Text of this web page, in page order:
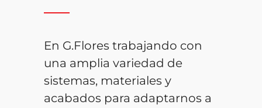
En G.Flores trabajando con
una amplia variedad de
sistemas, materiales y
acabados para adaptarnos a